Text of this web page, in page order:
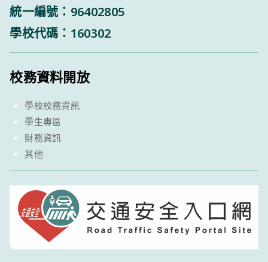
統一編號：96402805
學校代碼：160302
校務資料開放
學校校務資訊
學生專區
財務資訊
其他